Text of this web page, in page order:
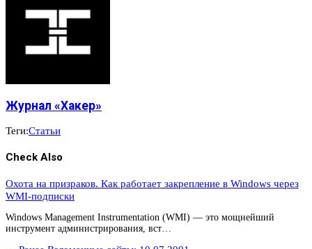
Журнал «Хакер»
Теги:Статьи
Check Also
Охота на призраков. Как работает закрепление в Windows через
WMI-подписки
Windows Management Instrumentation (WMI) — это мощнейший
инструмент администрирования, вст…